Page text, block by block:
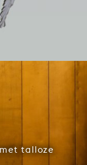
talloze